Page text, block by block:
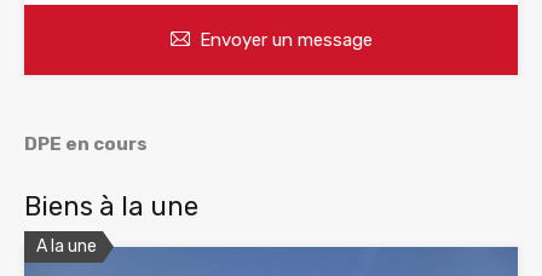
Envoyer un message
DPE en cours
Biens à la une
A la une